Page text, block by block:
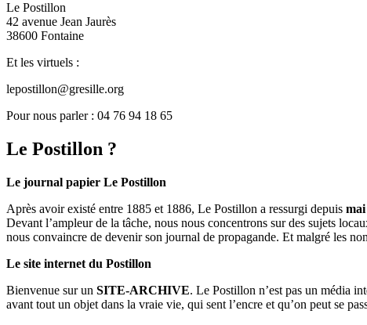
Le Postillon
42 avenue Jean Jaurès
38600 Fontaine
Et les virtuels :
lepostillon@gresille.org
Pour nous parler : 04 76 94 18 65
Le Postillon ?
Le journal papier Le Postillon
Après avoir existé entre 1885 et 1886, Le Postillon a ressurgi depuis mai
Devant l’ampleur de la tâche, nous nous concentrons sur des sujets
nous convaincre de devenir son journal de propagande. Et malgré les
Le site internet du Postillon
Bienvenue sur un SITE-ARCHIVE. Le Postillon n’est pas un média
avant tout un objet dans la vraie vie, qui sent l’encre et qu’on peut se